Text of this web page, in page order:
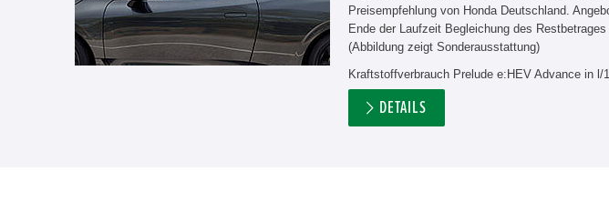
Preisempfehlung von Honda Deutschland.
Ende der Laufzeit Begleichung des
(Abbildung zeigt Sonderausstattung)
Kraftstoffverbrauch Prelude e:HEV Advance in
DETAILS